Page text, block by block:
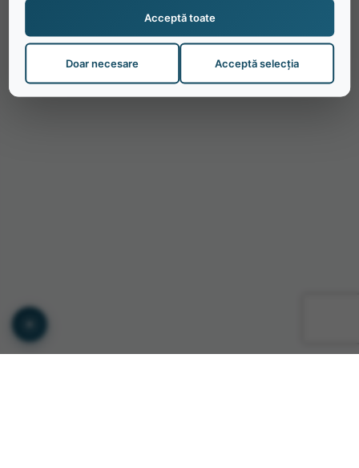
Doar necesare Acceptă selecția
Acceptă toate